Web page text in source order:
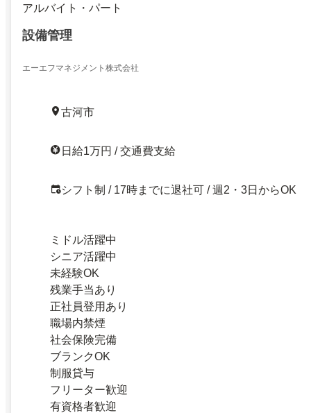
アルバイト・パート
設備管理
エーエフマネジメント株式会社
古河市
日給1万円 / 交通費支給
シフト制 / 17時までに退社可 / 週2・3日からOK
ミドル活躍中
シニア活躍中
未経験OK
残業手当あり
正社員登用あり
職場内禁煙
社会保険完備
ブランクOK
制服貸与
フリーター歓迎
有資格者歓迎